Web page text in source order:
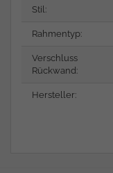
Stil:
Rahmentyp:
Verschluss
Rückwand:
Hersteller: